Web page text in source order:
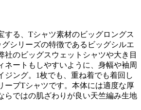
する、Tシャツ素材のビッグロングス
シリーズの特徴であるビッグシルエ
社のビッグスウェットシャツや大き目
ネートもしやすいように、身幅や袖周
ジング。1枚でも、重ね着でも着回し
ーブTシャツです。本体には適度な厚
らではの肌ざわりが良い天竺編み生地